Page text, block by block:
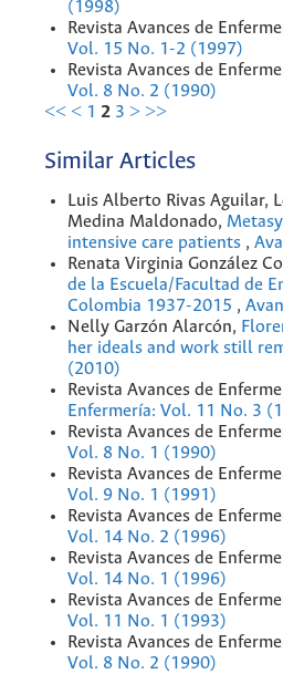
(1998)
Revista Avances de
Vol. 15 No. 1-2 (1997)
Revista Avances de
Vol. 8 No. 2 (1990)
<< < 1 2 3 > >>
Similar Articles
Luis Alberto Rivas Aguilar,
Medina Maldonado,
intensive care patients ,
Renata Virginia González
de la Escuela/Facultad de
Colombia 1937-2015 ,
Nelly Garzón Alarcón,
her ideals and work still
(2010)
Revista Avances de
Enfermería: Vol. 11 No. 3
Revista Avances de
Vol. 8 No. 1 (1990)
Revista Avances de
Vol. 9 No. 1 (1991)
Revista Avances de
Vol. 14 No. 2 (1996)
Revista Avances de
Vol. 14 No. 1 (1996)
Revista Avances de
Vol. 11 No. 1 (1993)
Revista Avances de
Vol. 8 No. 2 (1990)